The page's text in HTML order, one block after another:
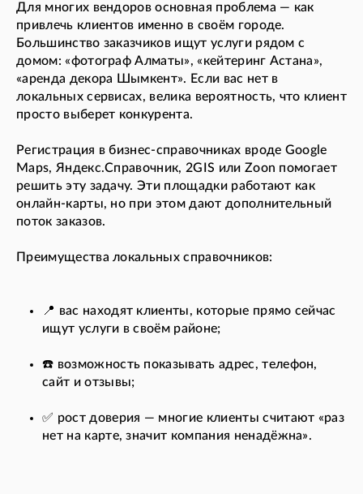
Для многих вендоров основная проблема — как
привлечь клиентов именно в своём городе.
Большинство заказчиков ищут услуги рядом с
домом: «фотограф Алматы», «кейтеринг Астана»,
«аренда декора Шымкент». Если вас нет в
локальных сервисах, велика вероятность, что клиент
просто выберет конкурента.
Регистрация в бизнес-справочниках вроде Google
Maps, Яндекс.Справочник, 2GIS или Zoon помогает
решить эту задачу. Эти площадки работают как
онлайн-карты, но при этом дают дополнительный
поток заказов.
Преимущества локальных справочников:
📍 вас находят клиенты, которые прямо сейчас
ищут услуги в своём районе;
☎️ возможность показывать адрес, телефон,
сайт и отзывы;
✅ рост доверия — многие клиенты считают «раз
нет на карте, значит компания ненадёжна».